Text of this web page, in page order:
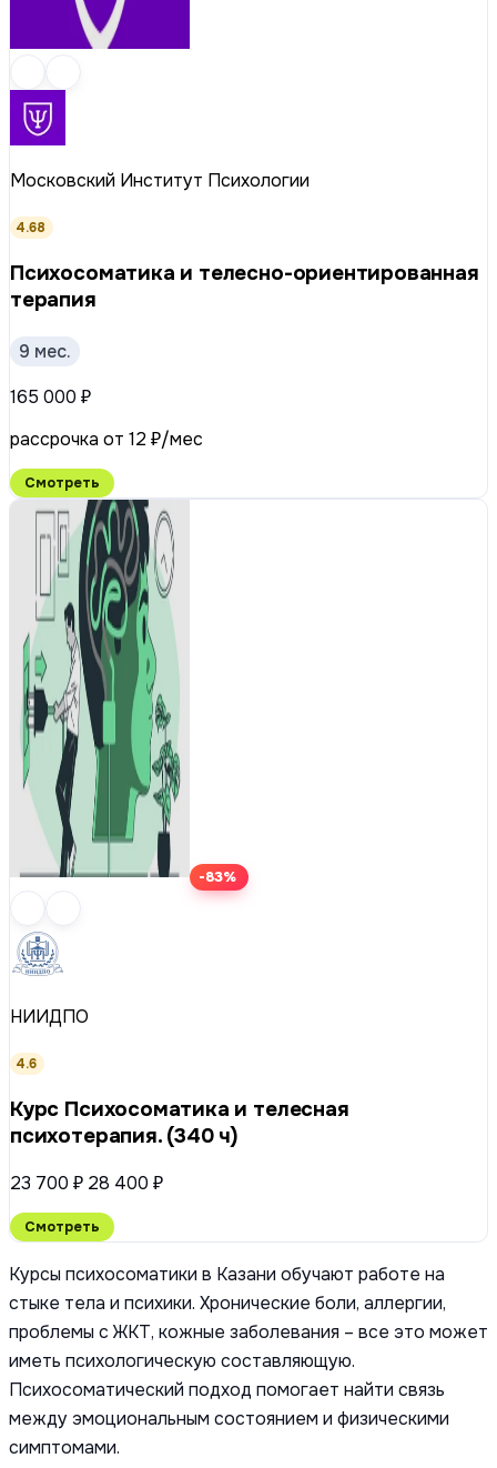
Московский Институт Психологии
4.68
Психосоматика и телесно-ориентированная
терапия
9 мес.
165 000 ₽
рассрочка от 12 ₽/мес
Смотреть
-83%
НИИДПО
4.6
Курс Психосоматика и телесная
психотерапия. (340 ч)
23 700 ₽ 28 400 ₽
Смотреть
Курсы психосоматики в Казани обучают работе на
стыке тела и психики. Хронические боли, аллергии,
проблемы с ЖКТ, кожные заболевания – все это может
иметь психологическую составляющую.
Психосоматический подход помогает найти связь
между эмоциональным состоянием и физическими
симптомами.